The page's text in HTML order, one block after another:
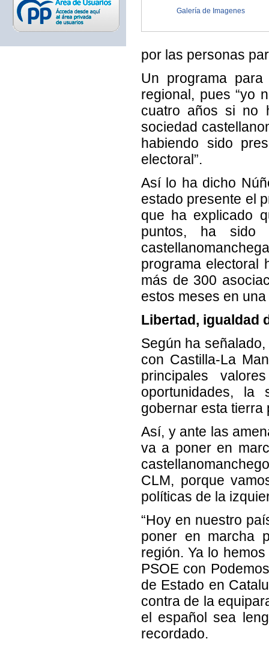
Galería de Imagenes
por las personas
Un programa
regional, pues “yo
cuatro años si no
sociedad
habiendo sido
electoral”.
Así lo ha dicho
estado presente el
que ha explicado
puntos, ha sido
programa electoral
más de 300
estos meses en
Libertad, igualdad
Según ha
con Castilla-La
principales
oportunidades,
gobernar esta tierra
Así, y ante las
va a poner en
CLM, porque
políticas de la
“Hoy en nuestro
poner en marcha
región. Ya lo
PSOE con
de Estado en
contra de la
el español sea
recordado.